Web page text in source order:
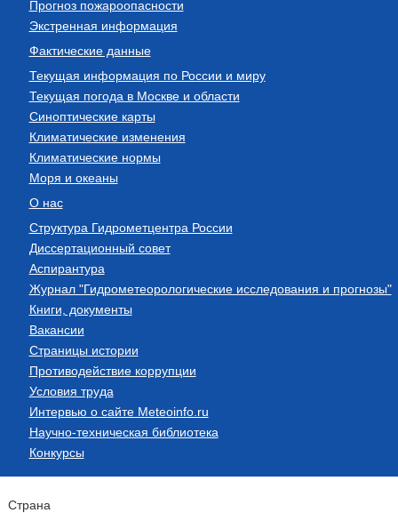
Прогноз пожароопасности
Экстренная информация
Фактические данные
Текущая информация по России и миру
Текущая погода в Москве и области
Синоптические карты
Климатические изменения
Климатические нормы
Моря и океаны
О нас
Структура Гидрометцентра России
Диссертационный совет
Аспирантура
Журнал "Гидрометеорологические исследования и прогнозы"
Книги, документы
Вакансии
Страницы истории
Противодействие коррупции
Условия труда
Интервью о сайте Meteoinfo.ru
Научно-техническая библиотека
Конкурсы
Страна